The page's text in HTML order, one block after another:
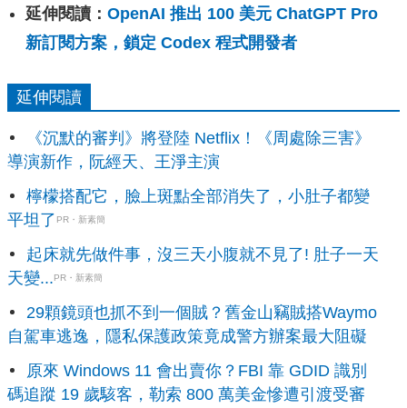
延伸閱讀： OpenAI 推出 100 美元 ChatGPT Pro
新訂閱方案，鎖定 Codex 程式開發者
延伸閱讀
《沉默的審判》將登陸 Netflix！《周處除三害》
導演新作，阮經天、王淨主演
檸檬搭配它，臉上斑點全部消失了，小肚子都變
平坦了 PR・新素簡
起床就先做件事，沒三天小腹就不見了! 肚子一天
天變...PR・新素簡
29顆鏡頭也抓不到一個賊？舊金山竊賊搭Waymo
自駕車逃逸，隱私保護政策竟成警方辦案最大阻礙
原來 Windows 11 會出賣你？FBI 靠 GDID 識別
碼追蹤 19 歲駭客，勒索 800 萬美金慘遭引渡受審